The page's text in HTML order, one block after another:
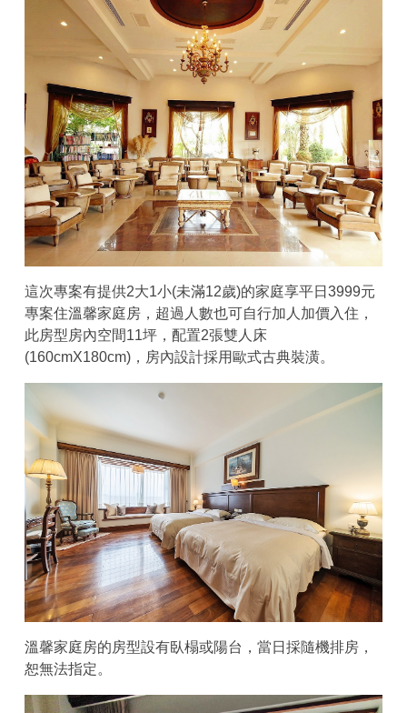
這次專案有提供2大1小(未滿12歲)的家庭享平日3999元
專案住溫馨家庭房，超過人數也可自行加人加價入住，
此房型房內空間11坪，配置2張雙人床
(160cmX180cm)，房內設計採用歐式古典裝潢。
溫馨家庭房的房型設有臥榻或陽台，當日採隨機排房，
恕無法指定。